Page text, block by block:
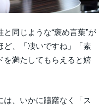
同じような“褒め言葉”が
ど、「凄いですね」「素
を満たしてもらえると嬉
は、いかに躊躇なく「ス